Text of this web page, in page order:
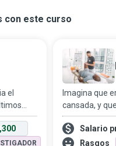
con este curso
el
y
Imagina que
cansada, y
cómo crujen
pasado por
la
Salario
Rasgos